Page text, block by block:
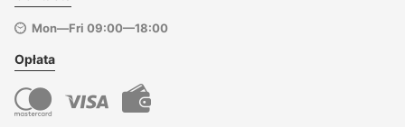
Mon—Fri 09:00—18:00
Opłata